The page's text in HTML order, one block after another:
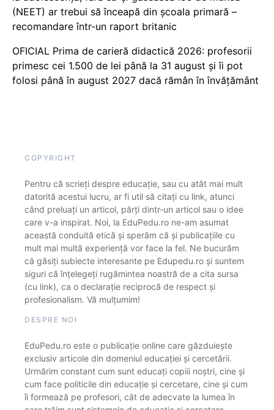
(NEET) ar trebui să înceapă din școala primară –
recomandare într-un raport britanic
OFICIAL Prima de carieră didactică 2026: profesorii
primesc cei 1.500 de lei până la 31 august și îi pot
folosi până în august 2027 dacă rămân în învățământ
COPYRIGHT
Pentru că scrieți despre educație, sau cu atât mai mult
datorită acestui lucru, ar fi util să citați cu link, atunci
când preluați un articol, părți dintr-un articol sau o idee
care v-a inspirat. Noi, la EduPedu.ro ne-am asumat
această conduită etică și sperăm că și publicațiile cu
mult mai multă experiență vor face la fel. Ne bucurăm
că găsiți subiecte interesante pe Edupedu.ro și suntem
siguri că înțelegeți rugămintea noastră de a cita sursa
(cu link), ca o declarație reciprocă de respect și
profesionalism. Vă mulțumim!
DESPRE NOI
EduPedu.ro este o publicație online care găzduiește
exclusiv articole din domeniul educației și cercetării.
Urmărim constant cum sunt educați copiii noștri, cine și
cum face politicile din educație și cercetare, cine și cum
îi formează pe profesori, cât de adecvate la lumea în